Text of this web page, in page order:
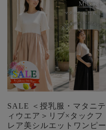
SALE ＜授乳服・マタニテ
ィウエア＞リブ×タックフ
レア美シルエットワンピー